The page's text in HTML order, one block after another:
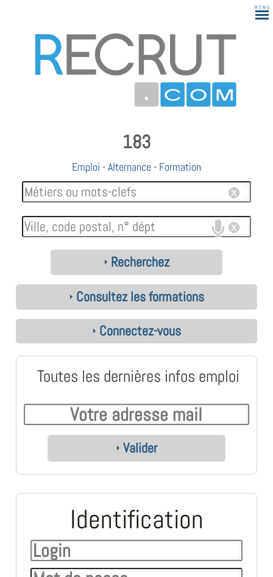
183
Emploi -Alternance - Formation
Recherchez
Consultez les formations
Connectez-vous
Toutes les dernières infos emploi
Valider
Identification